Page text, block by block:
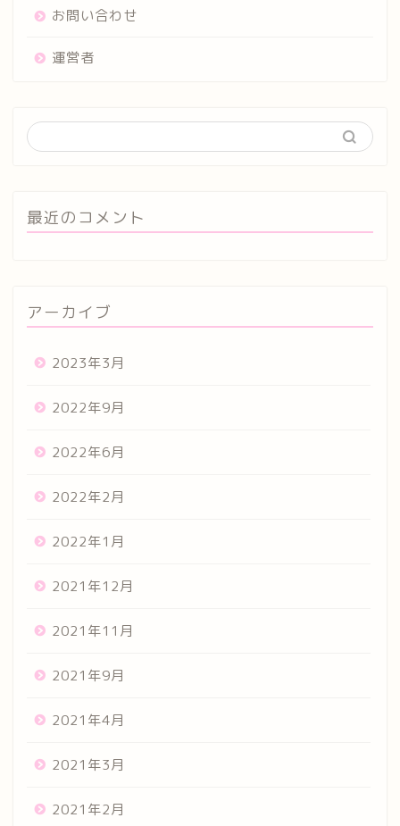
お問い合わせ
運営者
最近のコメント
アーカイブ
2023年3月
2022年9月
2022年6月
2022年2月
2022年1月
2021年12月
2021年11月
2021年9月
2021年4月
2021年3月
2021年2月